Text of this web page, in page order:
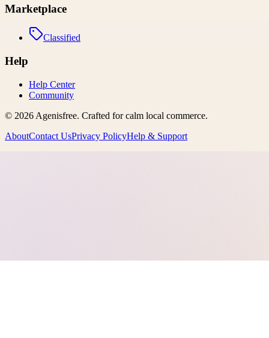
Marketplace
Classified
Help
Help Center
Community
© 2026 Agenisfree. Crafted for calm local commerce.
AboutContact UsPrivacy PolicyHelp & Support